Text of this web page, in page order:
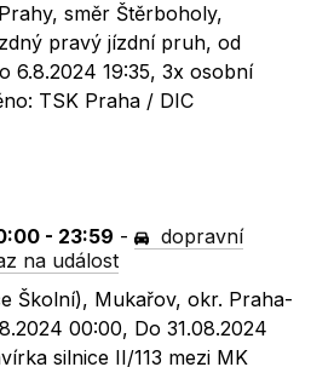
směr Štěrboholy,
pravý jízdní pruh, od
6.8.2024 19:35, 3x osobní
TSK Praha / DIC
- 23:59 -
dopravní
na událost
Školní), Mukařov, okr. Praha-
00:00, Do 31.08.2024
silnice II/113 mezi MK